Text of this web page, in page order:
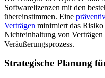
Softwarelizenzen mit den
übereinstimmen. Eine
Verträgen minimiert das
Nichteinhaltung von
Veräußerungsprozess.
Strategische Planung